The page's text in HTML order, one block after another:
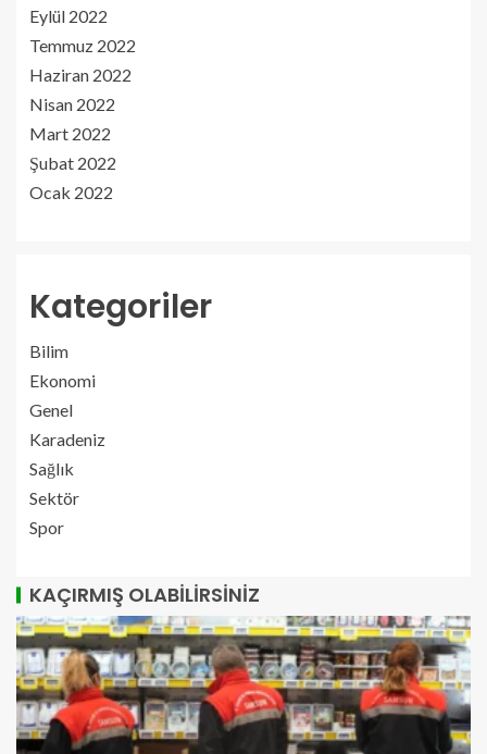
Eylül 2022
Temmuz 2022
Haziran 2022
Nisan 2022
Mart 2022
Şubat 2022
Ocak 2022
Kategoriler
Bilim
Ekonomi
Genel
Karadeniz
Sağlık
Sektör
Spor
KAÇIRMIŞ OLABILIRSINIZ